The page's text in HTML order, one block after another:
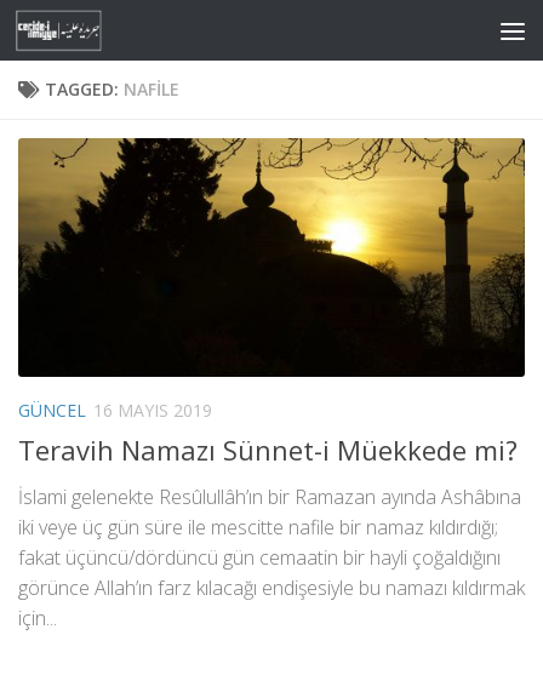
Skip to content
TAGGED: NAFILE
GÜNCEL 16 MAYIS 2019
Teravih Namazı Sünnet-i Müekkede mi?
İslami gelenekte Resûlullâh’ın bir Ramazan ayında Ashâbına
iki veye üç gün süre ile mescitte nafile bir namaz kıldırdığı;
fakat üçüncü/dördüncü gün cemaatin bir hayli çoğaldığını
görünce Allah’ın farz kılacağı endişesiyle bu namazı kıldırmak
için...